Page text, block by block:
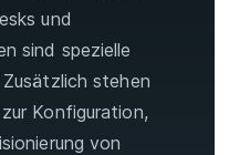
und
sind spezielle
stehen
Konfiguration,
von